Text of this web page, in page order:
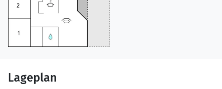
Lageplan